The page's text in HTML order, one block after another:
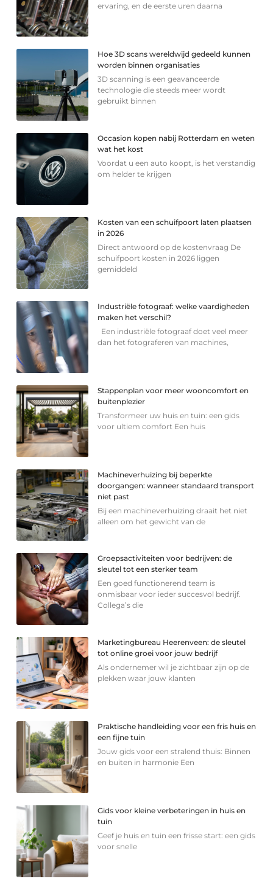
ervaring, en de eerste uren daarna
Hoe 3D scans wereldwijd gedeeld kunnen
worden binnen organisaties
3D scanning is een geavanceerde
technologie die steeds meer wordt
gebruikt binnen
Occasion kopen nabij Rotterdam en weten
wat het kost
Voordat u een auto koopt, is het verstandig
om helder te krijgen
Kosten van een schuifpoort laten plaatsen
in 2026
Direct antwoord op de kostenvraag De
schuifpoort kosten in 2026 liggen
gemiddeld
Industriële fotograaf: welke vaardigheden
maken het verschil?
Een industriële fotograaf doet veel meer
dan het fotograferen van machines,
Stappenplan voor meer wooncomfort en
buitenplezier
Transformeer uw huis en tuin: een gids
voor ultiem comfort Een huis
Machineverhuizing bij beperkte
doorgangen: wanneer standaard transport
niet past
Bij een machineverhuizing draait het niet
alleen om het gewicht van de
Groepsactiviteiten voor bedrijven: de
sleutel tot een sterker team
Een goed functionerend team is
onmisbaar voor ieder succesvol bedrijf.
Collega’s die
Marketingbureau Heerenveen: de sleutel
tot online groei voor jouw bedrijf
Als ondernemer wil je zichtbaar zijn op de
plekken waar jouw klanten
Praktische handleiding voor een fris huis en
een fijne tuin
Jouw gids voor een stralend thuis: Binnen
en buiten in harmonie Een
Gids voor kleine verbeteringen in huis en
tuin
Geef je huis en tuin een frisse start: een gids
voor snelle